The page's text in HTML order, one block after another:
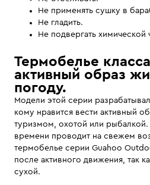
Не применять сушку в
Не гладить.
Не подвергать химической
Термобелье
активный образ
погоду.
Модели этой серии
кому нравится вести активный
туризмом, охотой или рыбалкой.
времени проводит на свежем
термобелье серии Guahoo
после активного движения, так
сухой.